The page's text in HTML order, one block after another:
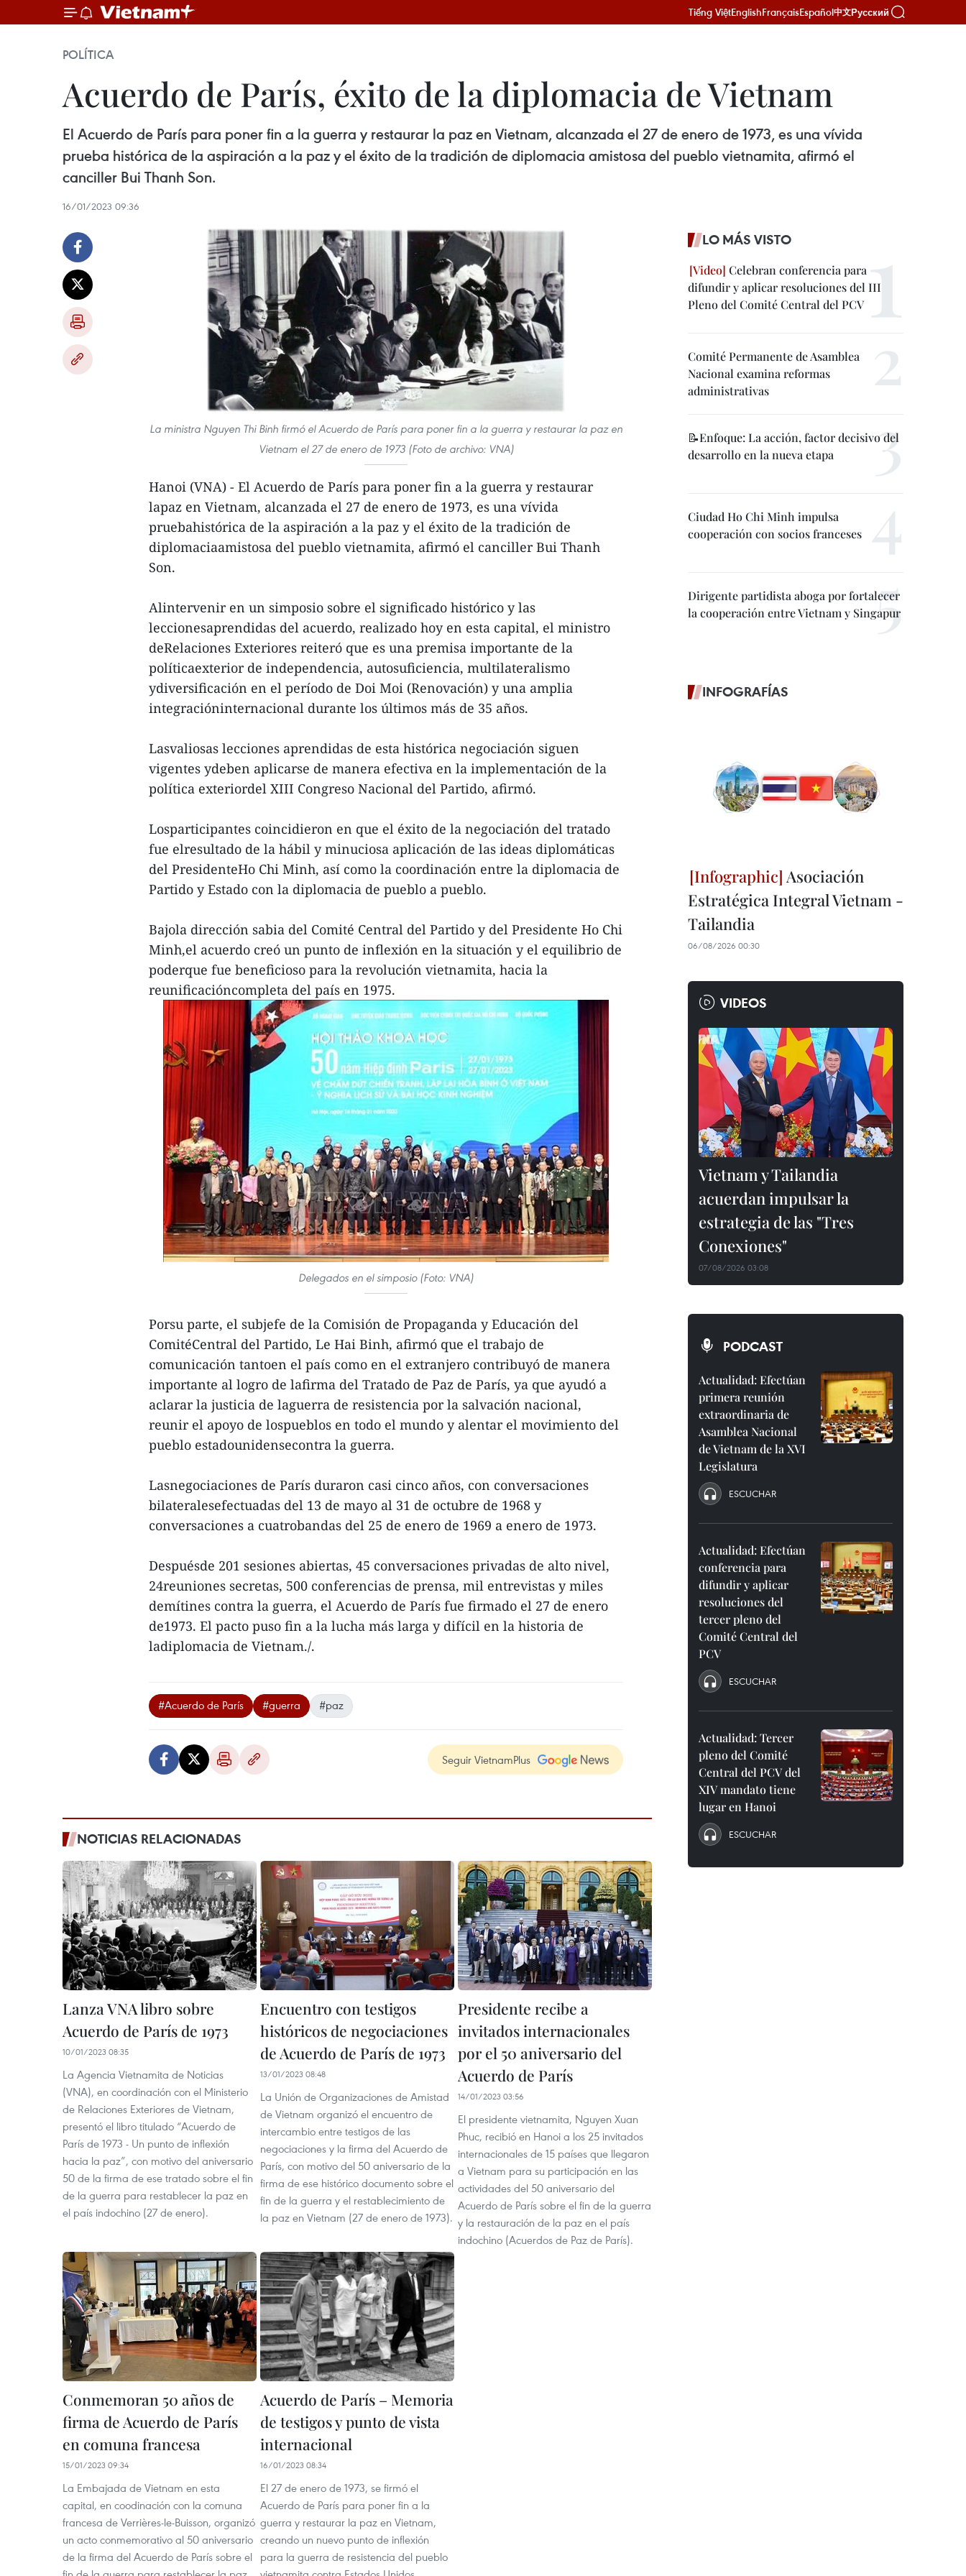
Tiếng ViệtEnglishFrançaisEspañol中文Русский
POLÍTICA
Acuerdo de París, éxito de la diplomacia de Vietnam
El Acuerdo de París para poner fin a la guerra y restaurar la paz en Vietnam, alcanzada el 27 de enero de 1973, es una vívida
prueba histórica de la aspiración a la paz y el éxito de la tradición de diplomacia amistosa del pueblo vietnamita, afirmó el
canciller Bui Thanh Son.
16/01/2023 09:36
La ministra Nguyen Thi Binh firmó el Acuerdo de París para poner fin a la guerra y restaurar la paz en
Vietnam el 27 de enero de 1973 (Foto de archivo: VNA)
Hanoi (VNA) - El Acuerdo de París para poner fin a la guerra y restaurar
lapaz en Vietnam, alcanzada el 27 de enero de 1973, es una vívida
pruebahistórica de la aspiración a la paz y el éxito de la tradición de
diplomaciaamistosa del pueblo vietnamita, afirmó el canciller Bui Thanh
Son.
Alintervenir en un simposio sobre el significado histórico y las
leccionesaprendidas del acuerdo, realizado hoy en esta capital, el ministro
deRelaciones Exteriores reiteró que es una premisa importante de la
políticaexterior de independencia, autosuficiencia, multilateralismo
ydiversificación en el período de Doi Moi (Renovación) y una amplia
integracióninternacional durante los últimos más de 35 años.
Lasvaliosas lecciones aprendidas de esta histórica negociación siguen
vigentes ydeben aplicarse de manera efectiva en la implementación de la
política exteriordel XIII Congreso Nacional del Partido, afirmó.
Losparticipantes coincidieron en que el éxito de la negociación del tratado
fue elresultado de la hábil y minuciosa aplicación de las ideas diplomáticas
del PresidenteHo Chi Minh, así como la coordinación entre la diplomacia de
Partido y Estado con la diplomacia de pueblo a pueblo.
Bajola dirección sabia del Comité Central del Partido y del Presidente Ho Chi
Minh,el acuerdo creó un punto de inflexión en la situación y el equilibrio de
poderque fue beneficioso para la revolución vietnamita, hacia la
reunificacióncompleta del país en 1975.
Delegados en el simposio (Foto: VNA)
Porsu parte, el subjefe de la Comisión de Propaganda y Educación del
ComitéCentral del Partido, Le Hai Binh, afirmó que el trabajo de
comunicación tantoen el país como en el extranjero contribuyó de manera
importante al logro de lafirma del Tratado de Paz de París, ya que ayudó a
aclarar la justicia de laguerra de resistencia por la salvación nacional,
reunir el apoyo de lospueblos en todo el mundo y alentar el movimiento del
pueblo estadounidensecontra la guerra.
Lasnegociaciones de París duraron casi cinco años, con conversaciones
bilateralesefectuadas del 13 de mayo al 31 de octubre de 1968 y
conversaciones a cuatrobandas del 25 de enero de 1969 a enero de 1973.
Despuésde 201 sesiones abiertas, 45 conversaciones privadas de alto nivel,
24reuniones secretas, 500 conferencias de prensa, mil entrevistas y miles
demítines contra la guerra, el Acuerdo de París fue firmado el 27 de enero
de1973. El pacto puso fin a la lucha más larga y difícil en la historia de
ladiplomacia de Vietnam./.
#Acuerdo de París #guerra #paz
Seguir VietnamPlus
NOTICIAS RELACIONADAS
Lanza VNA libro sobre
Acuerdo de París de 1973
10/01/2023 08:35
La Agencia Vietnamita de Noticias
(VNA), en coordinación con el Ministerio
de Relaciones Exteriores de Vietnam,
presentó el libro titulado “Acuerdo de
París de 1973 - Un punto de inflexión
hacia la paz”, con motivo del aniversario
50 de la firma de ese tratado sobre el fin
de la guerra para restablecer la paz en
el país indochino (27 de enero).
Encuentro con testigos
históricos de negociaciones
de Acuerdo de París de 1973
13/01/2023 08:48
La Unión de Organizaciones de Amistad
de Vietnam organizó el encuentro de
intercambio entre testigos de las
negociaciones y la firma del Acuerdo de
París, con motivo del 50 aniversario de la
firma de ese histórico documento sobre el
fin de la guerra y el restablecimiento de
la paz en Vietnam (27 de enero de 1973).
Presidente recibe a
invitados internacionales
por el 50 aniversario del
Acuerdo de París
14/01/2023 03:56
El presidente vietnamita, Nguyen Xuan
Phuc, recibió en Hanoi a los 25 invitados
internacionales de 15 países que llegaron
a Vietnam para su participación en las
actividades del 50 aniversario del
Acuerdo de París sobre el fin de la guerra
y la restauración de la paz en el país
indochino (Acuerdos de Paz de París).
Conmemoran 50 años de
firma de Acuerdo de París
en comuna francesa
15/01/2023 09:34
La Embajada de Vietnam en esta
capital, en coodinación con la comuna
francesa de Verrières-le-Buisson, organizó
un acto conmemorativo al 50 aniversario
de la firma del Acuerdo de París sobre el
Acuerdo de París – Memoria
de testigos y punto de vista
internacional
16/01/2023 08:34
El 27 de enero de 1973, se firmó el
Acuerdo de París para poner fin a la
guerra y restaurar la paz en Vietnam,
creando un nuevo punto de inflexión
para la guerra de resistencia del pueblo
LO MÁS VISTO
Celebran conferencia para
difundir y aplicar resoluciones del III
Pleno del Comité Central del PCV
Comité Permanente de Asamblea
Nacional examina reformas
administrativas
📝Enfoque: La acción, factor decisivo del
desarrollo en la nueva etapa
Ciudad Ho Chi Minh impulsa
cooperación con socios franceses
Dirigente partidista aboga por fortalecer
la cooperación entre Vietnam y Singapur
INFOGRAFÍAS
Asociación
Estratégica Integral Vietnam -
Tailandia
06/08/2026 00:30
VIDEOS
Vietnam y Tailandia
acuerdan impulsar la
estrategia de las "Tres
Conexiones"
07/08/2026 03:08
PODCAST
Actualidad: Efectúan
primera reunión
extraordinaria de
Asamblea Nacional
de Vietnam de la XVI
Legislatura
ESCUCHAR
Actualidad: Efectúan
conferencia para
difundir y aplicar
resoluciones del
tercer pleno del
Comité Central del
PCV
ESCUCHAR
Actualidad: Tercer
pleno del Comité
Central del PCV del
XIV mandato tiene
lugar en Hanoi
ESCUCHAR